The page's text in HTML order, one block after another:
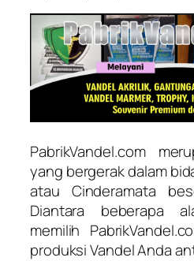
PabrikVandel.com
yang bergerak dalam
atau Cinderamata
Diantara beberapa
memilih
produksi Vandel Anda